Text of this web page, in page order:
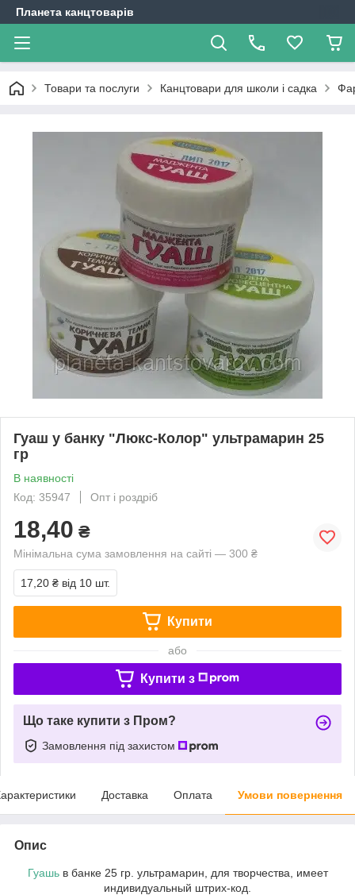
Планета канцтоварів
Товари та послуги Канцтовари для школи і садка
Гуаш у банку "Люкс-Колор" ультрамарин 25
гр
В наявності
Код: 35947
Опт і роздріб
18,40 ₴
Мінімальна сума замовлення на сайті — 300 ₴
17,20 ₴ від 10 шт.
Купити
або
Купити з
Що таке купити з Пром?
Замовлення під захистом
Доставка Оплата Умови повернення
Опис
Гуашьв банке 25 гр. ультрамарин, для творчества, имеет
индивидуальный штрих-код.